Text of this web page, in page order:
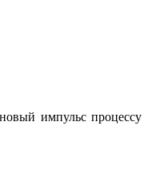
импульс процессу